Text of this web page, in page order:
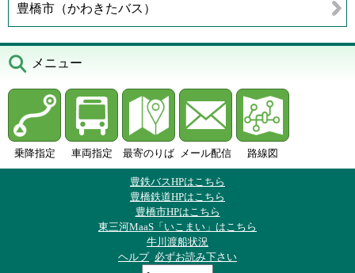
豊橋市（かわきたバス）
メニュー
乗降指定 車両指定 最寄のりば メール配信 路線図
豊鉄バスHPはこちら
豊橋鉄道HPはこちら
豊橋市HPはこちら
東三河MaaS「いこまい」はこちら
牛川渡船状況
ヘルプ 必ずお読み下さい